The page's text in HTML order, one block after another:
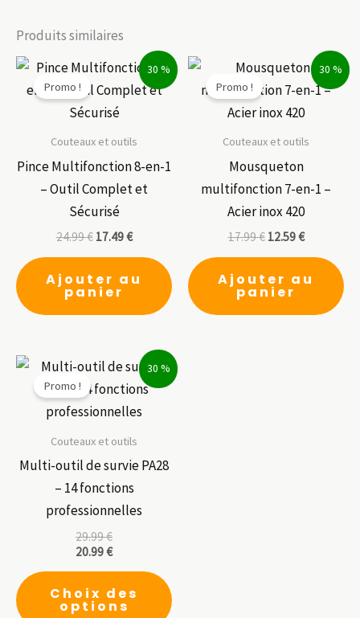
Produits similaires
30 %
Promo !
Couteaux et outils
Pince Multifonction 8-en-1
– Outil Complet et
Sécurisé
24.99€ 17.49€
Ajouter au
panier
30 %
Promo !
Couteaux et outils
Mousqueton
multifonction 7-en-1 –
Acier inox 420
17.99€ 12.59€
Ajouter au
panier
30 %
Promo !
Couteaux et outils
Multi-outil de survie PA28
– 14 fonctions
professionnelles
29.99€
20.99€
Choix des
options
produit